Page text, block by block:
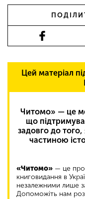
Цей матеріал
Читомо» — це
що
задовго до
частиною
«Читомо» — це
книговидання в
незалежними лише
Допоможіть нам